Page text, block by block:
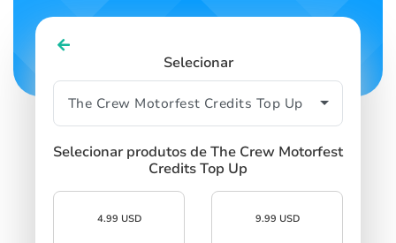
Selecionar
Selecionar produtos de The Crew Motorfest
Credits Top Up
4.99 USD 9.99 USD